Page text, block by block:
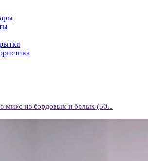
микс из бордовых и белых (50...